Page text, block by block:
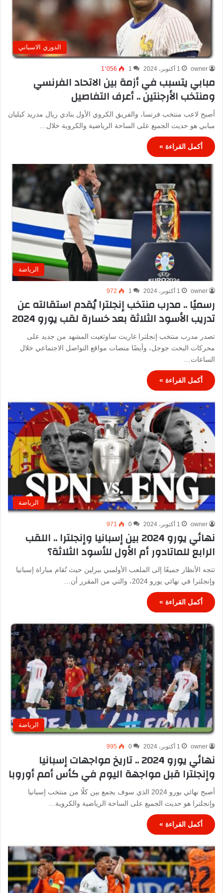
الدوري الاسباني
owner 1 أكتوبر، 2024 1 1٬056
مبابي يتسبب في أزمة بين الاتحاد الفرنسي
ومنتخب الأرجنتين .. أعرف التفاصيل
أصبح لاعب منتخب فرنسا، والفريق الكروي الأول بنادي ريال مدريد كيليان
مبابي هو حديث الجميع على الساحة الرياضية والكروية خلال…
أكمل القراءة »
الرياضة
owner 1 أكتوبر، 2024 1
972
رسميًا .. مدرب منتخب إنجلترا يُقدم استقالته عن
تدريب الأسود الثلاثة بعد خسارة لقب يورو 2024
تصدر مدرب منتخب إنجلترا غاريث ساوثغيت المشهد من جديد على
محركات البحث جوجل، وأيضًا منصات مواقع التواصل الاجتماعي خلال
الساعات…
أكمل القراءة »
الرياضة
owner 1 أكتوبر، 2024 0
971
نهائي يورو 2024 بين إسبانيا وإنجلترا .. اللقب
الرابع للماتادور أم الأول للأسود الثلاثة؟
تتجه الأنظار جميعًا إلى الملعب الأولمبي ببرلين حيث تُقام مباراة إسبانيا
وإنجلترا في نهائي يورو 2024، والتي من المقرر أن…
أكمل القراءة »
الرياضة
owner 1 أكتوبر، 2024 0
995
نهائي يورو 2024 .. تاريخ مواجهات إسبانيا
وإنجلترا قبل مواجهة اليوم في كأس أمم أوروبا
أصبح نهائي يورو 2024 الذي سوف يجمع بين كلًا من منتخب إسبانيا
وإنجلترا هو حديث الجميع على الساحة الرياضية والكروية…
أكمل القراءة »